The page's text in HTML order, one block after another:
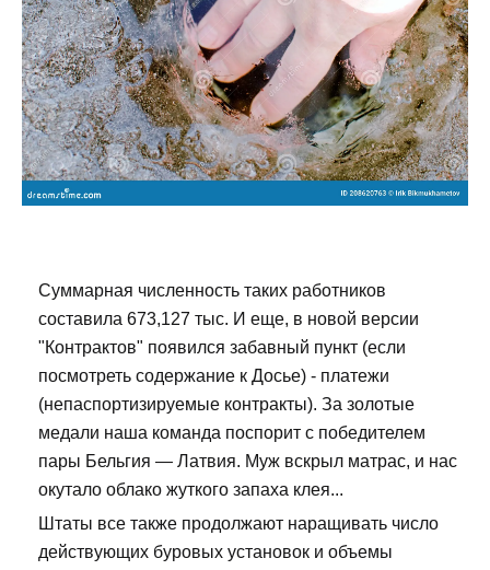
Суммарная численность таких работников
составила 673,127 тыс. И еще, в новой версии
"Контрактов" появился забавный пункт (если
посмотреть содержание к Досье) - платежи
(непаспортизируемые контракты). За золотые
медали наша команда поспорит с победителем
пары Бельгия — Латвия. Муж вскрыл матрас, и нас
окутало облако жуткого запаха клея...
Штаты все также продолжают наращивать число
действующих буровых установок и объемы